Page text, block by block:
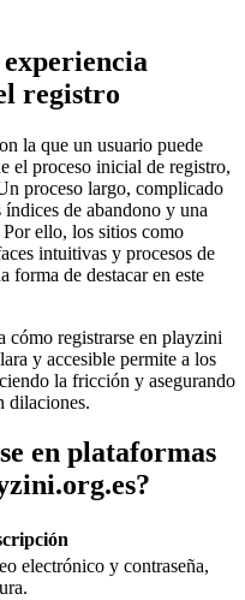
registro
la que un usuario puede
el proceso inicial de registro,
proceso largo, complicado
de abandono y una
ello, los sitios como
intuitivas y procesos de
forma de destacar en este
cómo registrarse en playzini
y accesible permite a los
la fricción y asegurando
dilaciones.
en plataformas
electrónico y contraseña,